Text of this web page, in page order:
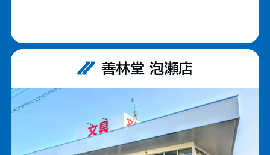
善林堂 泡瀬店